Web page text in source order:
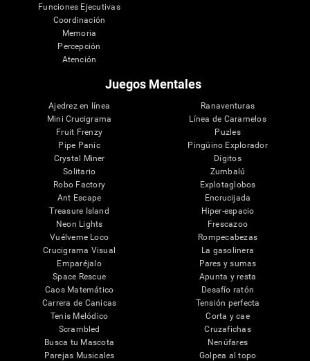
Funciones Ejecutivas
Coordinación
Memoria
Percepción
Atención
Juegos Mentales
Ajedrez en línea
Mini Crucigrama
Fruit Frenzy
Pipe Panic
Crystal Miner
Solitario
Robo Factory
Ant Escape
Treasure Island
Neon Lights
Vuélveme Loco
Crucigrama Visual
Emparéjalo
Space Rescue
Caos Matemático
Carrera de Canicas
Tenis Melódico
Scrambled
Busca tu Mascota
Parejas Musicales
Ranaventuras
Línea de Caramelos
Puzles
Pingüino Explorador
Dígitos
Zumbalú
Explotaglobos
Encrucijada
Hiper-espacio
Frescazoo
Rompecabezas
La gasolinera
Pares y sumas
Apunta y resta
Desafío ratón
Tensión perfecta
Corta y cae
Cruzafichas
Nenúfares
Golpea al topo